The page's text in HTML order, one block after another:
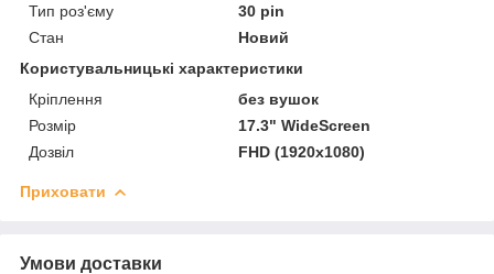
Тип роз'єму
30 pin
Стан
Новий
Користувальницькі характеристики
Кріплення
без вушок
Розмір
17.3" WideScreen
Дозвіл
FHD (1920x1080)
Приховати
Умови доставки